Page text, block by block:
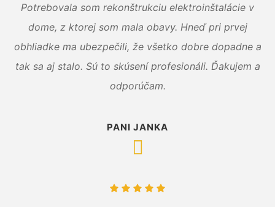
Potrebovala som rekonštrukciu elektroinštalácie v
dome, z ktorej som mala obavy. Hneď pri prvej
obhliadke ma ubezpečili, že všetko dobre dopadne a
tak sa aj stalo. Sú to skúsení profesionáli. Ďakujem a
odporúčam.
PANI JANKA